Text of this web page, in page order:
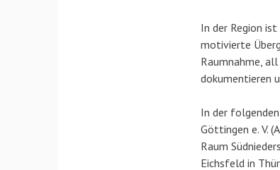
GÖTTINGENIn der Region
motivierte
Raumnahme,
dokumentieren
In der
Göttingen e. V.
Raum
Eichsfeld in